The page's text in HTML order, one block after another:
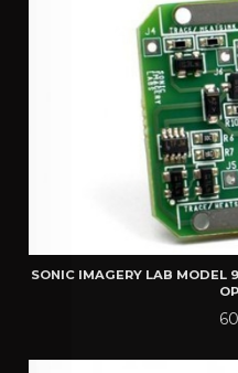
SONIC IMAGERY LAB MODEL